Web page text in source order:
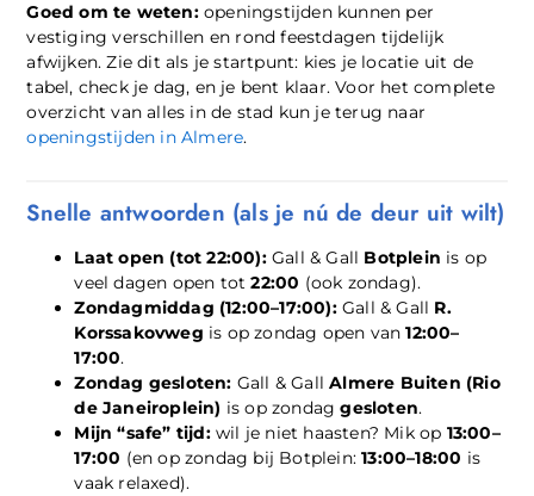
Goed om te weten:openingstijden kunnen per
vestiging verschillen en rond feestdagen tijdelijk
afwijken. Zie dit als je startpunt: kies je locatie uit de
tabel, check je dag, en je bent klaar. Voor het complete
overzicht van alles in de stad kun je terug naar
openingstijden in Almere.
Snelle antwoorden (als je nú de deur uit wilt)
Laat open (tot 22:00):Gall & Gall Botplein is op
veel dagen open tot22:00 (ook zondag).
Zondagmiddag (12:00–17:00):Gall & Gall R.
Korssakovweg is op zondag open van12:00–
17:00.
Zondag gesloten: Gall & GallAlmere Buiten (Rio
de Janeiroplein) is op zondaggesloten.
Mijn “safe” tijd:wil je niet haasten? Mik op 13:00–
17:00 (en op zondag bij Botplein:13:00–18:00 is
vaak relaxed).